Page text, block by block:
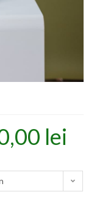
lei